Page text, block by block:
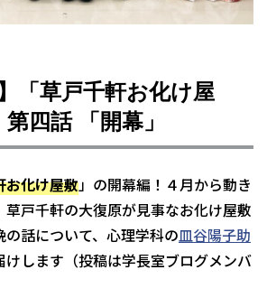
「草戸千軒お化け屋
四話 「開幕」
お化け屋敷」の開幕編！４月から動き
戸千軒の大復原が見事なお化け屋敷
話について、心理学科の皿谷陽子助
けします（投稿は学長室ブログメンバ